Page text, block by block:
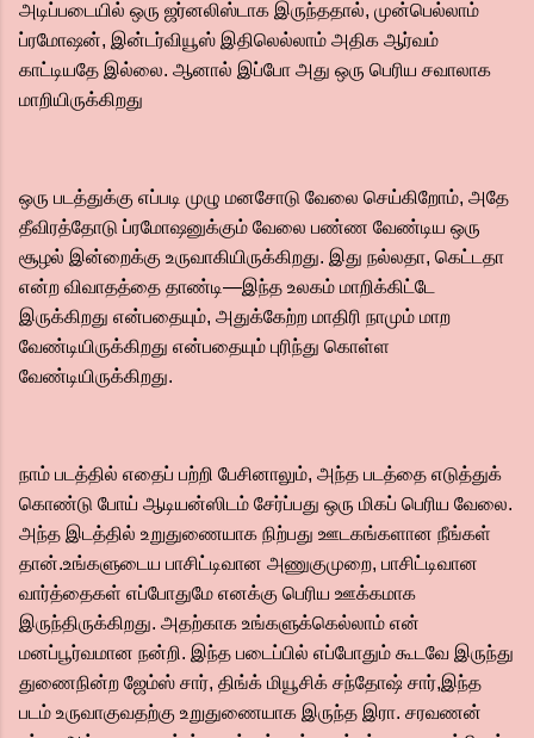
அடிப்படையில் ஒரு ஜர்னலிஸ்டாக இருந்ததால், முன்பெல்லாம்
ப்ரமோஷன், இன்டர்வியூஸ் இதிலெல்லாம் அதிக ஆர்வம்
காட்டியதே இல்லை. ஆனால் இப்போ அது ஒரு பெரிய சவாலாக
மாறியிருக்கிறது
ஒரு படத்துக்கு எப்படி முழு மனசோடு வேலை செய்கிறோம், அதே
தீவிரத்தோடு ப்ரமோஷனுக்கும் வேலை பண்ண வேண்டிய ஒரு
சூழல் இன்றைக்கு உருவாகியிருக்கிறது. இது நல்லதா, கெட்டதா
என்ற விவாதத்தை தாண்டி—இந்த உலகம் மாறிக்கிட்டே
இருக்கிறது என்பதையும், அதுக்கேற்ற மாதிரி நாமும் மாற
வேண்டியிருக்கிறது என்பதையும் புரிந்து கொள்ள
வேண்டியிருக்கிறது.
நாம் படத்தில் எதைப் பற்றி பேசினாலும், அந்த படத்தை எடுத்துக்
கொண்டு போய் ஆடியன்ஸிடம் சேர்ப்பது ஒரு மிகப் பெரிய வேலை.
அந்த இடத்தில் உறுதுணையாக நிற்பது ஊடகங்களான நீங்கள்
தான்.உங்களுடைய பாசிட்டிவான அணுகுமுறை, பாசிட்டிவான
வார்த்தைகள் எப்போதுமே எனக்கு பெரிய ஊக்கமாக
இருந்திருக்கிறது. அதற்காக உங்களுக்கெல்லாம் என்
மனப்பூர்வமான நன்றி. இந்த படைப்பில் எப்போதும் கூடவே இருந்து
துணைநின்ற ஜேம்ஸ் சார், திங்க் மியூசிக் சந்தோஷ் சார்,இந்த
படம் உருவாகுவதற்கு உறுதுணையாக இருந்த இரா. சரவணன்